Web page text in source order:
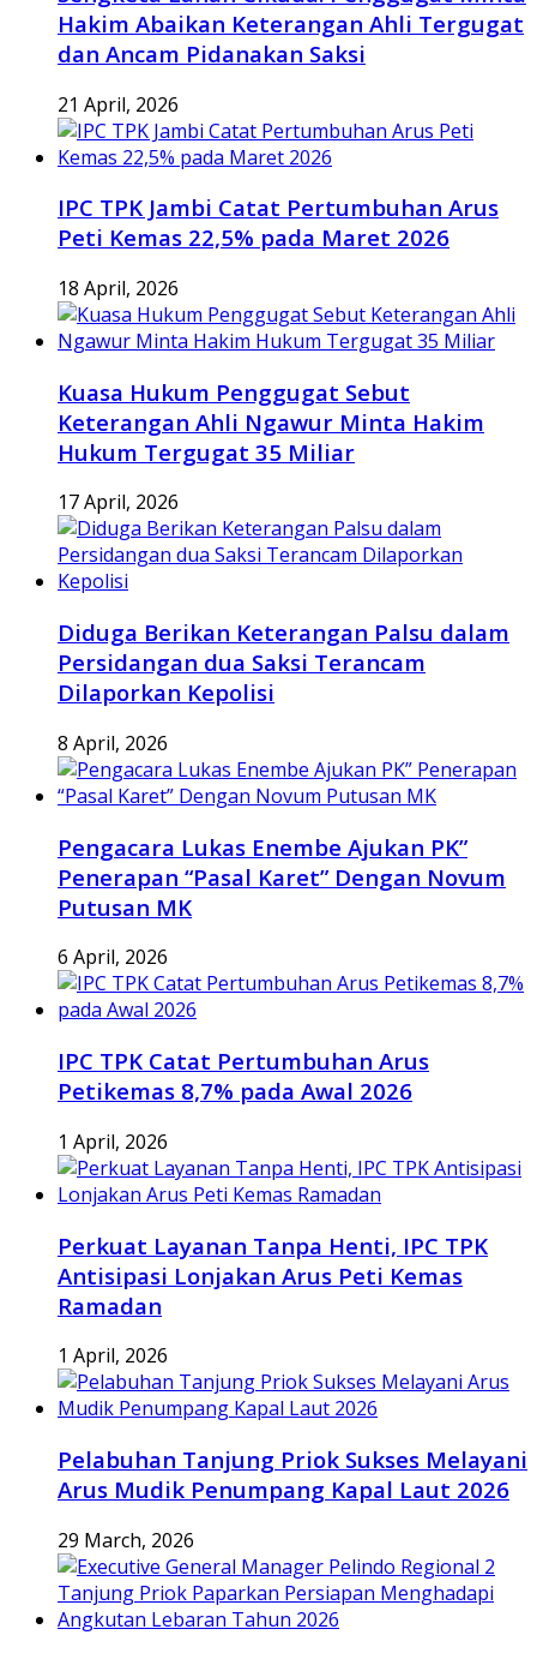
Hakim Abaikan Keterangan Ahli Tergugat
dan Ancam Pidanakan Saksi
21 April, 2026
IPC TPK Jambi Catat Pertumbuhan Arus
Peti Kemas 22,5% pada Maret 2026
18 April, 2026
Kuasa Hukum Penggugat Sebut
Keterangan Ahli Ngawur Minta Hakim
Hukum Tergugat 35 Miliar
17 April, 2026
Diduga Berikan Keterangan Palsu dalam
Persidangan dua Saksi Terancam
Dilaporkan Kepolisi
8 April, 2026
Pengacara Lukas Enembe Ajukan PK”
Penerapan “Pasal Karet” Dengan Novum
Putusan MK
6 April, 2026
IPC TPK Catat Pertumbuhan Arus
Petikemas 8,7% pada Awal 2026
1 April, 2026
Perkuat Layanan Tanpa Henti, IPC TPK
Antisipasi Lonjakan Arus Peti Kemas
Ramadan
1 April, 2026
Pelabuhan Tanjung Priok Sukses Melayani
Arus Mudik Penumpang Kapal Laut 2026
29 March, 2026